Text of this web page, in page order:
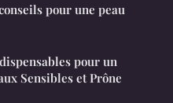
pour une peau
pour un
Sensibles et Prône